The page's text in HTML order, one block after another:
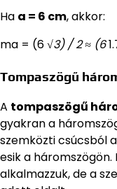
Ha a = 6 cm, akkor:
ma = (6√3) / 2 ≈ (6
Tompaszögű
A tompaszögű
gyakran a
szemközti csúcsból
esik a
alkalmazzuk, de a